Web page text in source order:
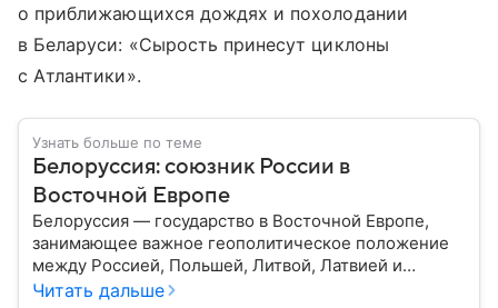
о приближающихся дождях и похолодании
в Беларуси: «Сырость принесут циклоны
с Атлантики».
Узнать больше по теме
Белоруссия: союзник России в
Восточной Европе
Белоруссия — государство в Восточной Европе,
занимающее важное геополитическое положение
между Россией, Польшей, Литвой, Латвией и
Украиной. Несмотря на свою небольшую
Читать дальше